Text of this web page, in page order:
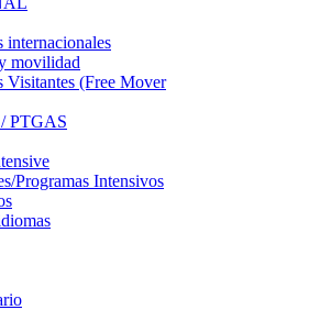
internacionales
movilidad
Visitantes (Free Mover
/ PTGAS
Programas Intensivos